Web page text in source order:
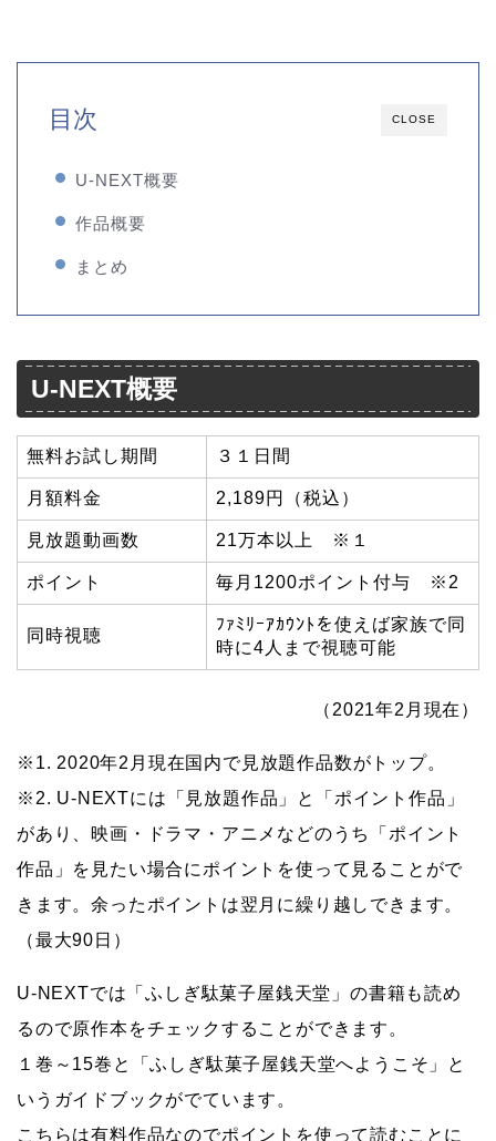
CLOSE
目次
U-NEXT概要
作品概要
まとめ
U-NEXT概要
無料お試し期間 ３１日間
月額料金 2,189円（税込）
見放題動画数 21万本以上 ※１
ポイント 毎月1200ポイント付与 ※2
同時視聴
ﾌｧﾐﾘｰｱｶｳﾝﾄを使えば家族で同
時に4人まで視聴可能
（2021年2月現在）
※1. 2020年2月現在国内で見放題作品数がトップ。
※2. U-NEXTには「見放題作品」と「ポイント作品」
があり、映画・ドラマ・アニメなどのうち「ポイント
作品」を見たい場合にポイントを使って見ることがで
きます。余ったポイントは翌月に繰り越しできます。
（最大90日）
U-NEXTでは「ふしぎ駄菓子屋銭天堂」の書籍も読め
るので原作本をチェックすることができます。
１巻～15巻と「ふしぎ駄菓子屋銭天堂へようこそ」と
いうガイドブックがでています。
こちらは有料作品なのでポイントを使って読むことに